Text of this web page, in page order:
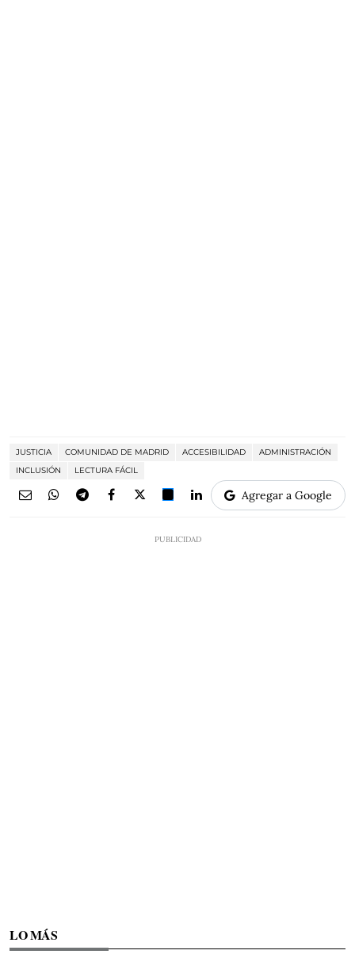
JUSTICIA COMUNIDAD DE MADRID ACCESIBILIDAD
ADMINISTRACIÓN
INCLUSIÓN
LECTURA FÁCIL
Agregar a Google
LO MÁS